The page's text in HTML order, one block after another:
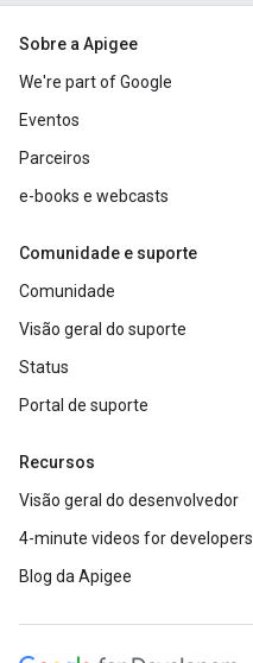
Sobre a Apigee
We're part of Google
Eventos
Parceiros
e-books e webcasts
Comunidade e suporte
Comunidade
Visão geral do suporte
Status
Portal de suporte
Recursos
Visão geral do desenvolvedor
4-minute videos for developers
Blog da Apigee